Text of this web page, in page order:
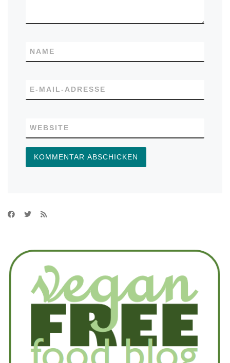
NAME
E-MAIL-ADRESSE
WEBSITE